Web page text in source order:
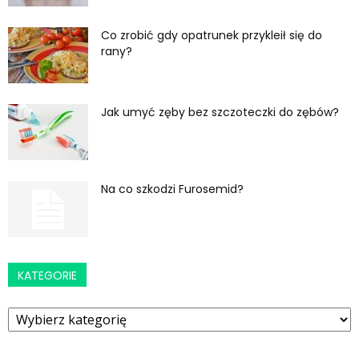
Co zrobić gdy opatrunek przykleił się do
rany?
Jak umyć zęby bez szczoteczki do zębów?
Na co szkodzi Furosemid?
KATEGORIE
Kategorie